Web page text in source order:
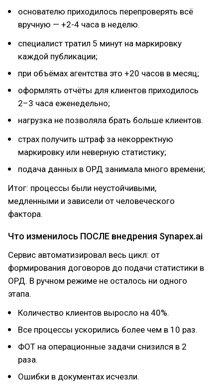
основателю приходилось перепроверять всё
вручную — +2-4 часа в неделю.
специалист тратил 5 минут на маркировку
каждой публикации;
при объёмах агентства это +20 часов в месяц;
оформлять отчёты для клиентов приходилось
2–3 часа еженедельно;
нагрузка не позволяла брать больше клиентов.
страх получить штраф за некорректную
маркировку или неверную статистику;
подача данных в ОРД занимала много времени;
Итог: процессы были неустойчивыми,
медленными и зависели от человеческого
фактора.
Что изменилось ПОСЛЕ внедрения Synapex.ai
Сервис автоматизировал весь цикл: от
формирования договоров до подачи статистики в
ОРД. В ручном режиме не осталось ни одного
этапа.
Количество клиентов выросло на 40%.
Все процессы ускорились более чем в 10 раз.
ФОТ на операционные задачи снизился в 2
раза.
Ошибки в документах исчезли.